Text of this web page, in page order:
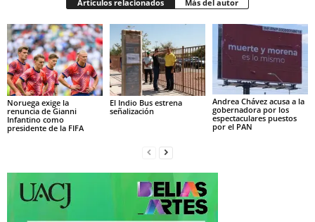
Artículos relacionados Más del autor
Noruega exige la
renuncia de Gianni
Infantino como
presidente de la FIFA
El Indio Bus estrena
señalización
Andrea Chávez acusa a la
gobernadora por los
espectaculares puestos
por el PAN